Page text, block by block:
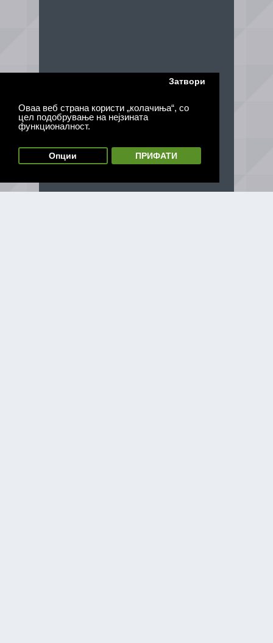
Оваа веб страна користи „колачиња“, со
цел подобрување на нејзината
функционалност.
Затвори
Опции ПРИФАТИ